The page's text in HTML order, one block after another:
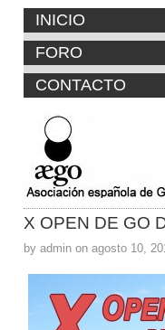
INICIO
FORO
CONTACTO
X OPEN DE GO
by admin on agosto 10,